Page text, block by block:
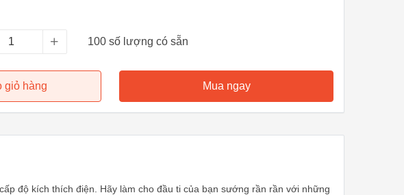
100 số lượng có sẵn
giỏ hàng Mua ngay
độ kích thích điện. Hãy làm cho đầu ti của bạn sướng rần rần với những